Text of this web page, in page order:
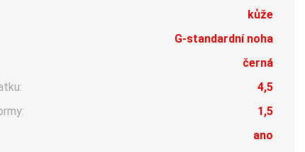
kůže
G-standardní noha
černá
4,5
1,5
ano